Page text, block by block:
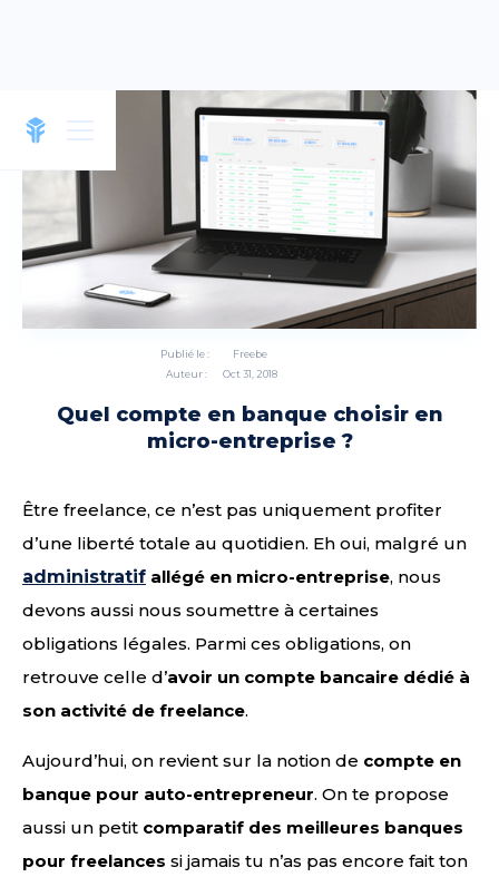
Publié le :
Auteur :
Freebe
Oct 31, 2018
Quel compte en banque choisir en
micro-entreprise ?
Être freelance, ce n’est pas uniquement profiter
d’une liberté totale au quotidien. Eh oui, malgré un
administratif allégé en micro-entreprise, nous
devons aussi nous soumettre à certaines
obligations légales. Parmi ces obligations, on
retrouve celle d’avoir un compte bancaire dédié à
son activité de freelance.
Aujourd’hui, on revient sur la notion de compte en
banque pour auto-entrepreneur. On te propose
aussi un petit comparatif des meilleures banques
pour freelances si jamais tu n’as pas encore fait ton